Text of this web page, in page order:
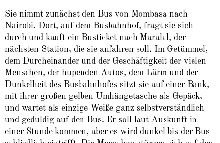
Sie nimmt zunächst den Bus von Mombasa nach
Nairobi. Dort, auf dem Busbahnhof, fragt sie sich
durch und kauft ein Busticket nach Maralal, der
nächsten Station, die sie anfahren soll. Im Getümmel,
dem Durcheinander und der Geschäftigkeit der vielen
Menschen, der hupenden Autos, dem Lärm und der
Dunkelheit des Busbahnhofes sitzt sie auf einer Bank,
mit ihrer großen gelben Umhängetasche als Gepäck,
und wartet als einzige Weiße ganz selbstverständlich
und geduldig auf den Bus. Er soll laut Auskunft in
einer Stunde kommen, aber es wird dunkel bis der Bus